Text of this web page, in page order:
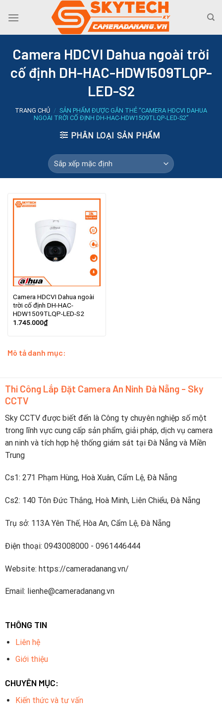
Camera HDCVI Dahua ngoài trời
cố định DH-HAC-HDW1509TLQP-
LED-S2
TRANG CHỦ / SẢN PHẨM ĐƯỢC GẮN THẺ “CAMERA HDCVI DAHUA
NGOÀI TRỜI CỐ ĐỊNH DH-HAC-HDW1509TLQP-LED-S2”
PHÂN LOẠI SẢN PHẨM
Camera HDCVI Dahua ngoài
trời cố định DH-HAC-
HDW1509TLQP-LED-S2
1.745.000₫
Mô tả danh mục:
Thi Công Lắp Đặt Camera An Ninh Đà Nẵng - Sky
CCTV
Sky CCTV được biết đến là Công ty chuyên nghiệp số một
trong lĩnh vực cung cấp sản phẩm, giải pháp, dịch vụ camera
an ninh và tích hợp hệ thống giám sát tại Đà Nẵng và Miền
Trung
Cs1: 271 Phạm Hùng, Hoà Xuân, Cẩm Lệ, Đà Nẵng
Cs2: 140 Tôn Đức Thắng, Hoà Minh, Liên Chiểu, Đà Nẵng
Trụ sở: 113A Yên Thế, Hòa An, Cẩm Lệ, Đà Nẵng
Điện thoại: 0943008000 - 0961446444
Website: https://cameradanang.vn/
Email: lienhe@cameradanang.vn
THÔNG TIN
Liên hệ
Giới thiệu
CHUYÊN MỤC:
Kiến thức và tư vấn